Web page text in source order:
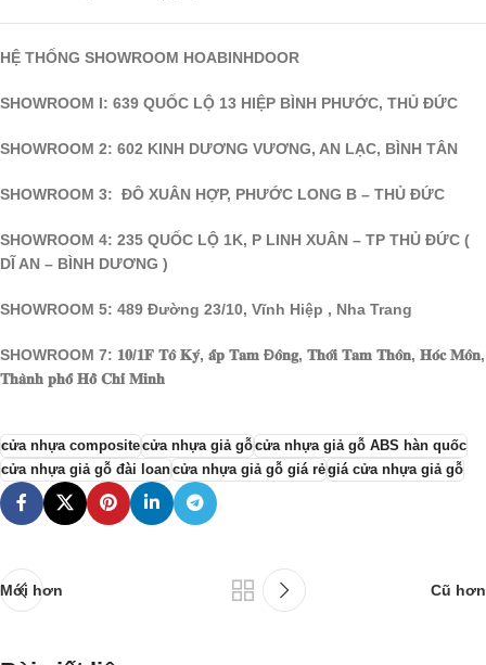
HỆ THỐNG SHOWROOM HOABINHDOOR
SHOWROOM I: 639 QUỐC LỘ 13 HIỆP BÌNH PHƯỚC, THỦ ĐỨC
SHOWROOM 2: 602 KINH DƯƠNG VƯƠNG, AN LẠC, BÌNH TÂN
SHOWROOM 3: ĐÔ XUÂN HỢP, PHƯỚC LONG B – THỦ ĐỨC
SHOWROOM 4: 235 QUỐC LỘ 1K, P LINH XUÂN – TP THỦ ĐỨC (
DĨ AN – BÌNH DƯƠNG )
SHOWROOM 5: 489 Đường 23/10, Vĩnh Hiệp , Nha Trang
SHOWROOM 7: 𝟏𝟎/𝟏𝐅 𝐓𝐨̂ 𝐊𝐲́, 𝐚̂́𝐩 𝐓𝐚𝐦 Đ𝐨̂𝐧𝐠, 𝐓𝐡𝐨̛́𝐢 𝐓𝐚𝐦 𝐓𝐡𝐨̂𝐧, 𝐇𝐨́𝐜 𝐌𝐨̂𝐧,
𝐓𝐡𝐚̀𝐧𝐡 𝐩𝐡𝐨̂́ 𝐇𝐨̂̀ 𝐂𝐡𝐢́ 𝐌𝐢𝐧𝐡
cửa nhựa compositecửa nhựa giả gỗcửa nhựa giả gỗ ABS hàn quốc
cửa nhựa giả gỗ đài loancửa nhựa giả gỗ giá rẻgiá cửa nhựa giả gỗ
Mới hơn Cũ hơn